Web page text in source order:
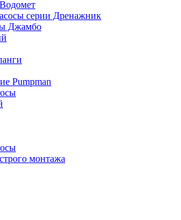
серии Дренажник
Джамбо
Pumpman
монтажа